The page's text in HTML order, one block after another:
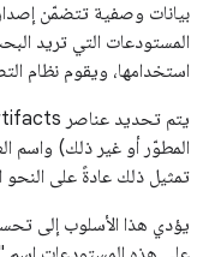
بيانات وصفية تتضمّن
المستودعات التي تريد
استخدامها، ويقوم نظام
المطوّر أو غير ذلك) واسم
تمثيل ذلك عادةً على النحو
يؤدي هذا الأسلوب إلى